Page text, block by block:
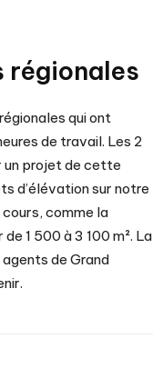
régionales
qui ont
de travail. Les 2
un projet de cette
d’élévation sur notre
comme la
1 500 à 3 100 m². La
de Grand